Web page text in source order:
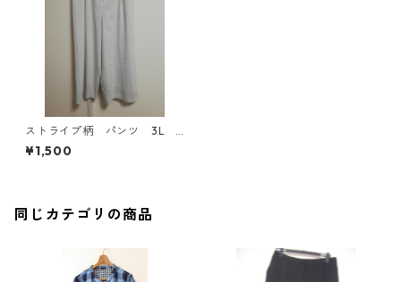
ストライプ柄 パンツ 3L
ライトグレー×ホワイト MAA
-2782
¥1,500
同じカテゴリの商品